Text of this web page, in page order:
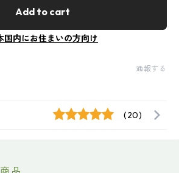
Add to cart
国内にお住まいの方向け
通報する
(20)